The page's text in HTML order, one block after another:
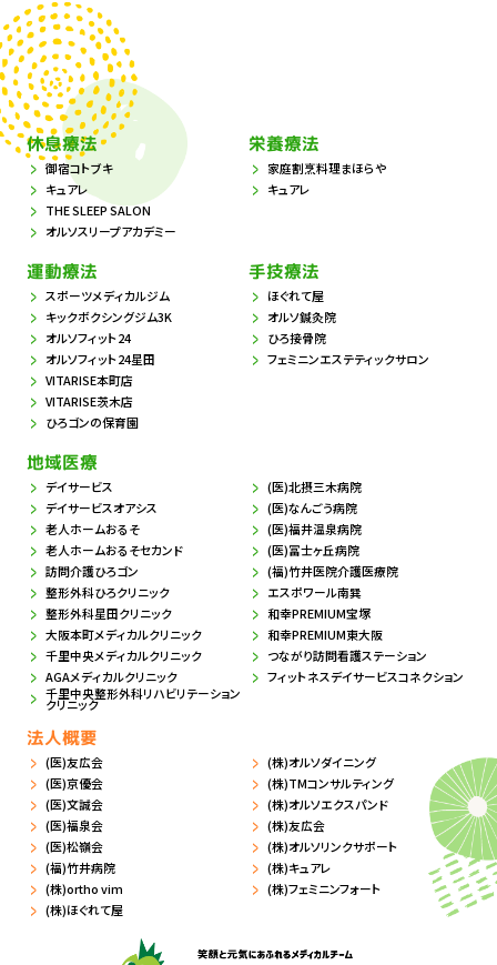
休息療法
御宿コトブキ
キュアレ
THE SLEEP SALON
オルソスリープアカデミー
栄養療法
家庭割烹料理まほらや
キュアレ
運動療法
スポーツメディカルジム
キックボクシングジム3K
オルソフィット24
オルソフィット24星田
VITARISE本町店
VITARISE茨木店
ひろゴンの保育園
手技療法
ほぐれて屋
オルソ鍼灸院
ひろ接骨院
フェミニンエステティックサロン
地域医療
デイサービス
デイサービスオアシス
老人ホームおるそ
老人ホームおるそセカンド
訪問介護ひろゴン
整形外科ひろクリニック
整形外科星田クリニック
大阪本町メディカルクリニック
千里中央メディカルクリニック
AGAメディカルクリニック
千里中央整形外科リハビリテーション
クリニック
(医)北摂三木病院
(医)なんごう病院
(医)福井温泉病院
(医)冨士ヶ丘病院
(福)竹井医院介護医療院
エスポワール南巽
和幸PREMIUM宝塚
和幸PREMIUM東大阪
つながり訪問看護ステーション
フィットネスデイサービスコネクション
法人概要
(医)友広会
(医)京優会
(医)文誠会
(医)福泉会
(医)松嶺会
(福)竹井病院
(株)ortho vim
(株)ほぐれて屋
(株)オルソダイニング
(株)TMコンサルティング
(株)オルソエクスパンド
(株)友広会
(株)オルソリンクサポート
(株)キュアレ
(株)フェミニンフォート